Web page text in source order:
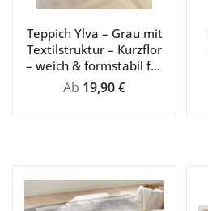
Teppich Ylva – Grau mit
Textilstruktur – Kurzflor
– weich & formstabil für
Wohn- und
Schlafzimmer
Regulärer Preis:
Ab 19,90 €